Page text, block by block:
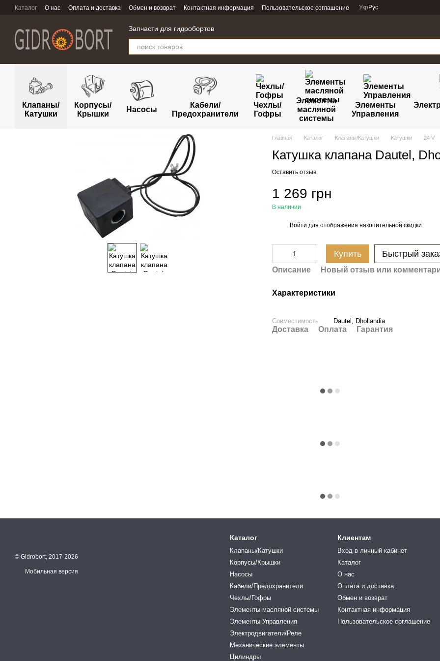
Перейти к основному контенту
Каталог О нас Оплата и доставка Обмен и возврат Контактная информация Пользовательское соглашение Укр Рус
Запчасти для гидробортов
Клапаны/
Катушки
Корпусы/
Крышки
Насосы
Кабели/
Предохранители
Чехлы/
Гофры
Элементы
масляной
системы
Элементы
Управления
Главная Каталог Клапаны/Катушки Катушки 24 V
Катушка клапана Dautel,
Оставить отзыв
1 269 грн
В наличии
Войти для отображения накопительной скидки
Купить Быстрый
Описание Новый отзыв или
Характеристики
Совместимость Dautel, Dhollandia
Доставка Оплата Гарантия
© Gidrobort, 2017-2026
Мобильная версия
Каталог
Клапаны/Катушки
Корпусы/Крышки
Насосы
Кабели/Предохранители
Чехлы/Гофры
Элементы масляной системы
Элементы Управления
Электродвигатели/Реле
Механические элементы
Цилиндры
Клиентам
Вход в личный кабинет
Каталог
О нас
Оплата и доставка
Обмен и возврат
Контактная информация
Пользовательское соглашение